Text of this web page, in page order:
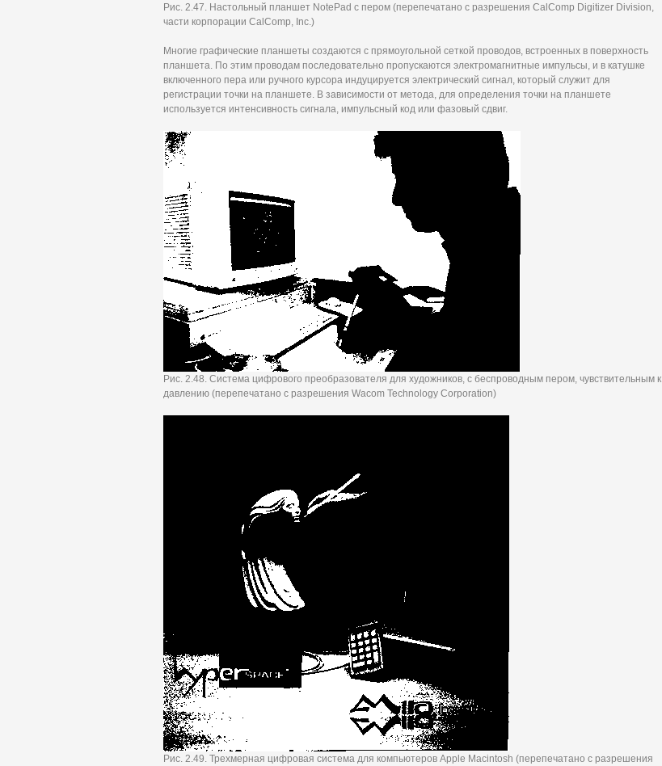
Рис. 2.47. Настольный планшет NotePad с пером (перепечатано с разрешения CalComp Digitizer Division,
части корпорации CalComp, Inc.)
Многие графические планшеты создаются с прямоугольной сеткой проводов, встроенных в поверхность
планшета. По этим проводам последовательно пропускаются электромагнитные импульсы, и в катушке
включенного пера или ручного курсора индуцируется электрический сигнал, который служит для
регистрации точки на планшете. В зависимости от метода, для определения точки на планшете
используется интенсивность сигнала, импульсный код или фазовый сдвиг.
Рис. 2.48. Система цифрового преобразователя для художников, с беспроводным пером, чувствительным к
давлению (перепечатано с разрешения Wacom Technology Corporation)
Рис. 2.49. Трехмерная цифровая система для компьютеров Apple Macintosh (перепечатано с разрешения